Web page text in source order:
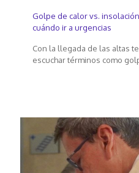
Golpe de calor vs.
cuándo ir a urgencias
Con la llegada de las altas
escuchar términos como